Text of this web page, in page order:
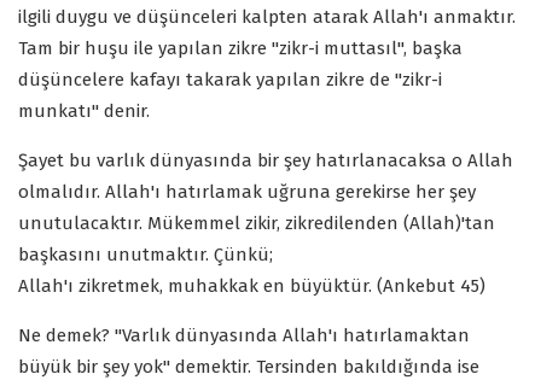
ilgili duygu ve düşünceleri kalpten atarak Allah'ı anmaktır.
Tam bir huşu ile yapılan zikre "zikr-i muttasıl", başka
düşüncelere kafayı takarak yapılan zikre de "zikr-i
munkatı" denir.
Şayet bu varlık dünyasında bir şey hatırlanacaksa o Allah
olmalıdır. Allah'ı hatırlamak uğruna gerekirse her şey
unutulacaktır. Mükemmel zikir, zikredilenden (Allah)'tan
başkasını unutmaktır. Çünkü;
Allah'ı zikretmek, muhakkak en büyüktür. (Ankebut 45)
Ne demek? "Varlık dünyasında Allah'ı hatırlamaktan
büyük bir şey yok" demektir. Tersinden bakıldığında ise